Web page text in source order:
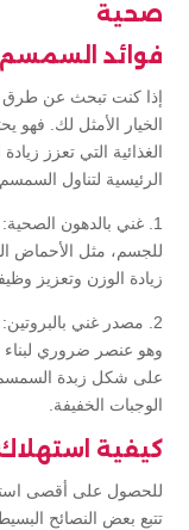
صحية
فوائد السمسم
إذا كنت تبحث عن طرق
الخيار الأمثل لك. فهو
الغذائية التي تعزز
الرئيسية لتناول
1. غني بالدهون
للجسم، مثل الأحماض
زيادة الوزن وتعزيز
2. مصدر غني
وهو عنصر ضروري لبناء
على شكل زبدة
الوجبات الخفيفة.
كيفية
للحصول على أقصى
تتبع بعض النصائح